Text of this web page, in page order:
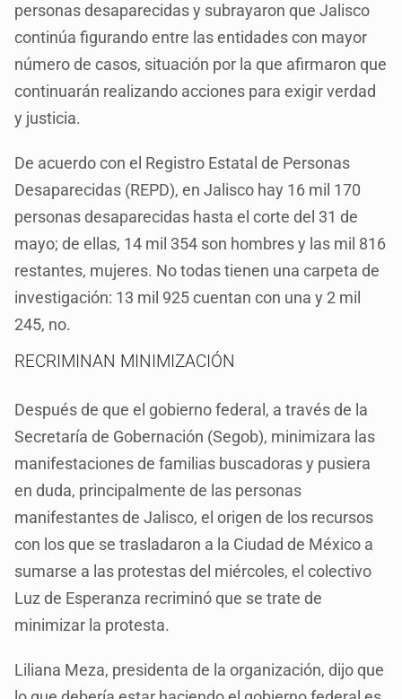
personas desaparecidas y subrayaron que Jalisco
continúa figurando entre las entidades con mayor
número de casos, situación por la que afirmaron que
continuarán realizando acciones para exigir verdad
y justicia.
De acuerdo con el Registro Estatal de Personas
Desaparecidas (REPD), en Jalisco hay 16 mil 170
personas desaparecidas hasta el corte del 31 de
mayo; de ellas, 14 mil 354 son hombres y las mil 816
restantes, mujeres. No todas tienen una carpeta de
investigación: 13 mil 925 cuentan con una y 2 mil
245, no.
RECRIMINAN MINIMIZACIÓN
Después de que el gobierno federal, a través de la
Secretaría de Gobernación (Segob), minimizara las
manifestaciones de familias buscadoras y pusiera
en duda, principalmente de las personas
manifestantes de Jalisco, el origen de los recursos
con los que se trasladaron a la Ciudad de México a
sumarse a las protestas del miércoles, el colectivo
Luz de Esperanza recriminó que se trate de
minimizar la protesta.
Liliana Meza, presidenta de la organización, dijo que